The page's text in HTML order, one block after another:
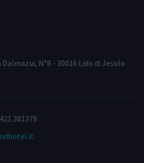
Dalmazia, N°8 - 30016 Lido di Jesolo